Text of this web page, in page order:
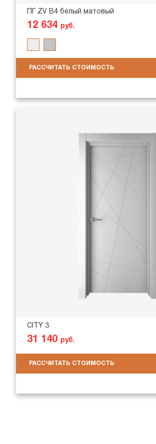
ПГ ZV В4 белый матовый
12 634 руб.
РАССЧИТАТЬ СТОИМОСТЬ
CITY 3
31 140 руб.
РАССЧИТАТЬ СТОИМОСТЬ